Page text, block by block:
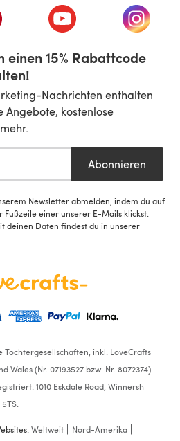
neuen Tab)
sich in einem neuen Tab)
(öffnet sich in einem
(öffnet
einen 15% Rabattcode
Nachrichten enthalten
Angebote, kostenlose
Abonnieren
Newsletter abmelden, indem du auf
einer unserer E-Mails klickst.
deinen Daten findest du in unserer
Tochtergesellschaften, inkl. LoveCrafts
Wales (Nr. 07193527 bzw. Nr. 8072374)
1010 Eskdale Road, Winnersh
Weltweit
Nord-Amerika